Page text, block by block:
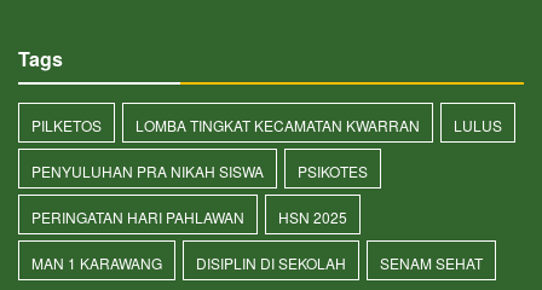
Tags
PILKETOS LOMBA TINGKAT KECAMATAN KWARRAN LULUS
PENYULUHAN PRA NIKAH SISWA PSIKOTES
PERINGATAN HARI PAHLAWAN HSN 2025
MAN 1 KARAWANG DISIPLIN DI SEKOLAH SENAM SEHAT